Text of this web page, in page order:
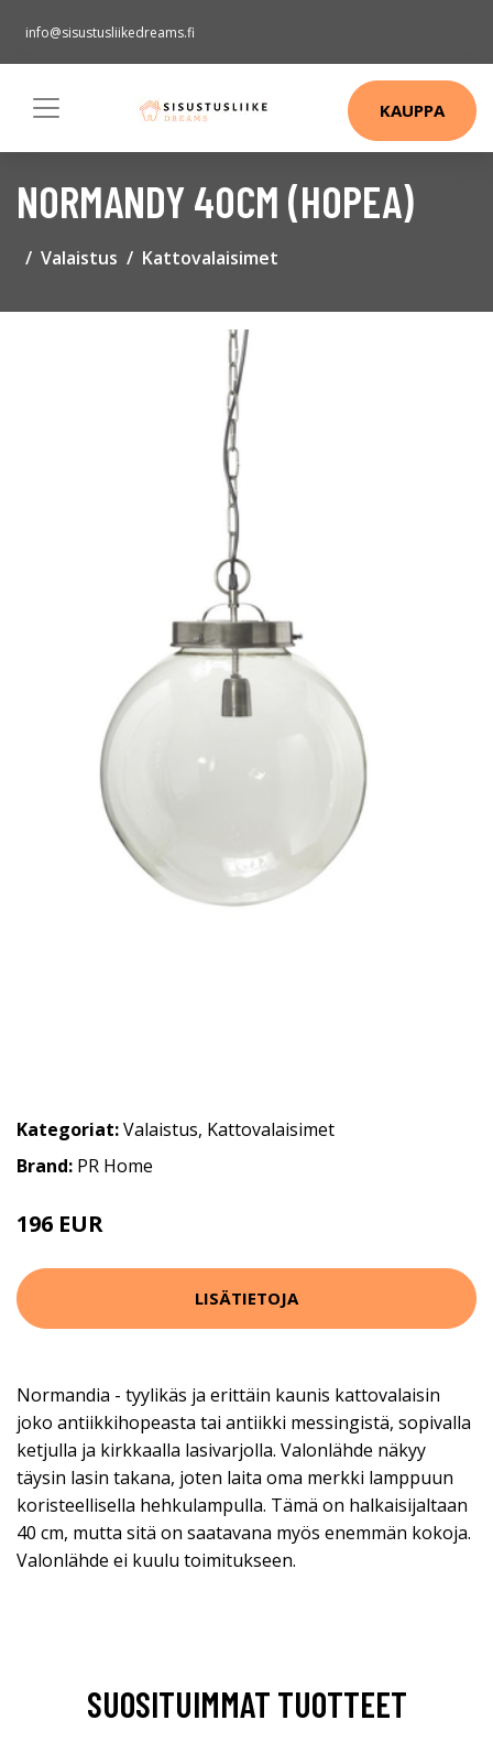
info@sisustusliikedreams.fi
KAUPPA
NORMANDY 40CM (HOPEA)
Valaistus Kattovalaisimet
Kategoriat:Valaistus, Kattovalaisimet
Brand: PR Home
196 EUR
LISÄTIETOJA
Normandia - tyylikäs ja erittäin kaunis kattovalaisin
joko antiikkihopeasta tai antiikki messingistä, sopivalla
ketjulla ja kirkkaalla lasivarjolla. Valonlähde näkyy
täysin lasin takana, joten laita oma merkki lamppuun
koristeellisella hehkulampulla. Tämä on halkaisijaltaan
40 cm, mutta sitä on saatavana myös enemmän kokoja.
Valonlähde ei kuulu toimitukseen.
SUOSITUIMMAT TUOTTEET